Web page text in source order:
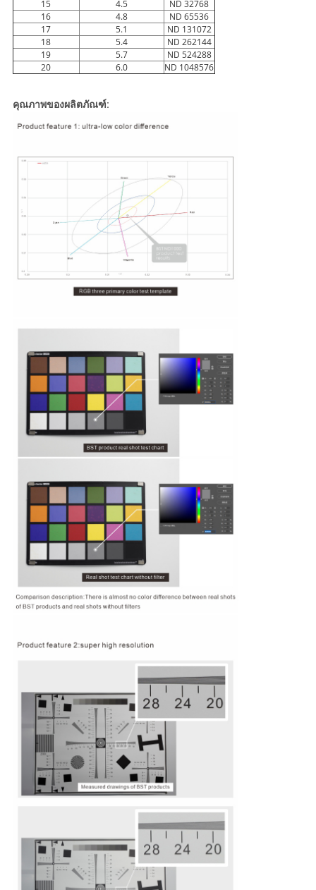
15 4.5
ND 32768
16
4.8
ND 65536
17
5.1
ND 131072
18
5.4
ND 262144
19
5.7
ND 524288
20
6.0 ND 1048576
คุณภาพของผลิตภัณฑ์: